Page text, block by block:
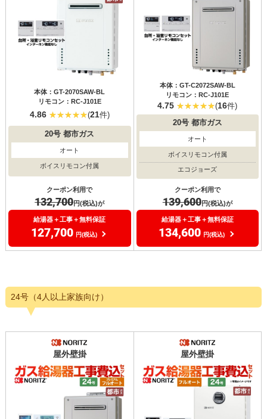
本体：GT-2070SAW-BL
リモコン：RC-J101E
4.86 (21件)
20号 都市ガス
オート
ボイスリモコン付属
クーポン利用で
132,700円(税込)が
給湯器＋工事＋無料保証
127,700 円(税込)
本体：GT-C2072SAW-BL
リモコン：RC-J101E
4.75 (16件)
20号都市ガス
オート
ボイスリモコン付属
エコジョーズ
クーポン利用で
139,600円(税込)が
給湯器＋工事＋無料保証
134,600 円(税込)
24号（4人以上家族向け）
屋外壁掛 屋外壁掛